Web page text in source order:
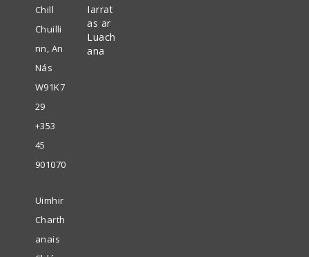
Chill
Chuilli
nn, An
Nás
W91K7
29
+353
45
901070
Uimhir
Charth
anais
Iarrat
as ar
Luach
ana